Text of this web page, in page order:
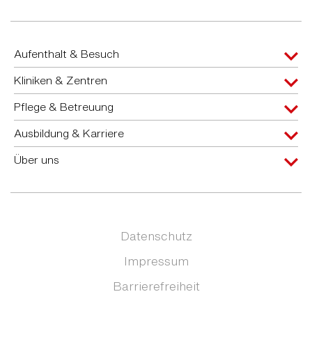
Aufenthalt & Besuch
Kliniken & Zentren
Pflege & Betreuung
Ausbildung & Karriere
Über uns
Datenschutz
Impressum
Barrierefreiheit